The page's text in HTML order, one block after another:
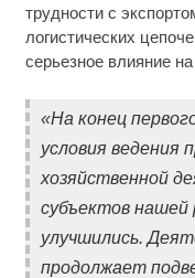
трудности с
логистических
серьезное влияние
«На конец
условия ведения
хозяйственной
субъектов нашей
улучшились.
продолжает